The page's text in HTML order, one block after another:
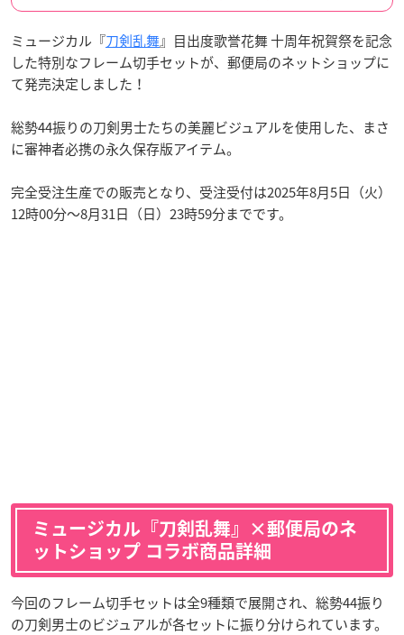
ミュージカル『刀剣乱舞』目出度歌誉花舞 十周年祝賀祭を記念
した特別なフレーム切手セットが、郵便局のネットショップに
て発売決定しました！
総勢44振りの刀剣男士たちの美麗ビジュアルを使用した、まさ
に審神者必携の永久保存版アイテム。
完全受注生産での販売となり、受注受付は2025年8月5日（火）
12時00分〜8月31日（日）23時59分までです。
ミュージカル『刀剣乱舞』×郵便局のネ
ットショップ コラボ商品詳細
今回のフレーム切手セットは全9種類で展開され、総勢44振り
の刀剣男士のビジュアルが各セットに振り分けられています。